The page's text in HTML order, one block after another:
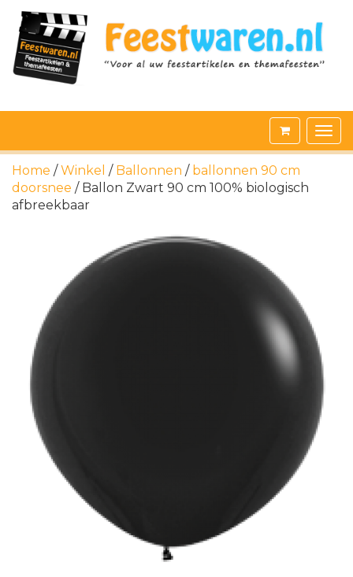
Home /Winkel / Ballonnen / ballonnen 90 cm
doorsnee / Ballon Zwart 90 cm 100% biologisch
afbreekbaar